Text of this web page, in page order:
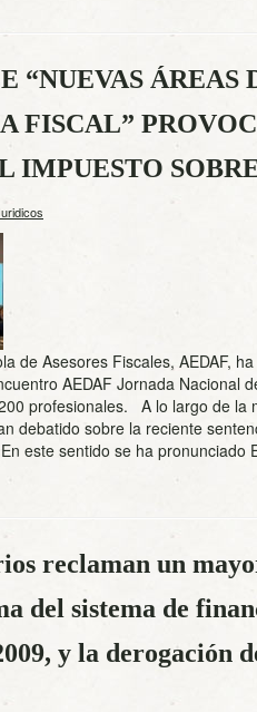
“NUEVAS ÁREAS
FISCAL”
IMPUESTO
de Asesores Fiscales, AEDAF,
AEDAF Jornada Nacional
profesionales. A lo largo de la
debatido sobre la reciente
este sentido se ha
reclaman un
del sistema de
y la derogación